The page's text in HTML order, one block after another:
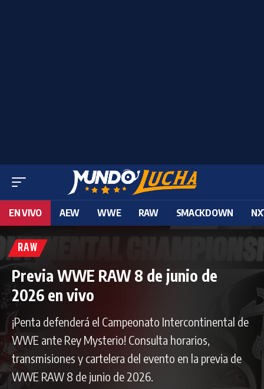
EN VIVO AEW WWE RAW SMACKDOWN
RAW
Previa WWE RAW 8 de junio de
2026 en vivo
¡Penta defenderá el Campeonato Intercontinental de
WWE ante Rey Mysterio! Consulta horarios,
transmisiones y cartelera del evento en la previa de
WWE RAW 8 de junio de 2026.